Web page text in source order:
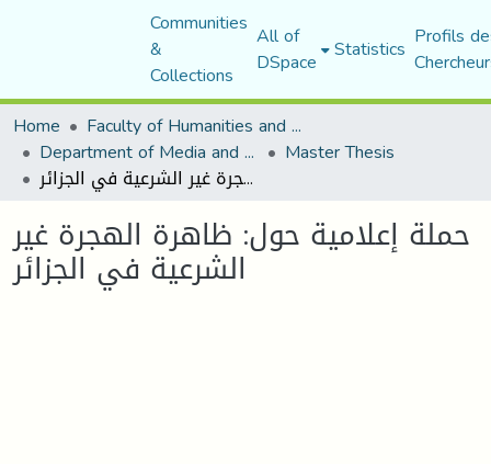
Communities
&
Collections
All of
DSpace Statistics Profils
Home
Faculty of Humanities and Social Sciences
Department of Media and Communication Studies Master Thesis
حملة إعلامية حول: ظاهرة الهجرة غير الشرعية في الجزائر
حملة إعلامية حول: ظاهرة الهجرة غير
الشرعية في الجزائر